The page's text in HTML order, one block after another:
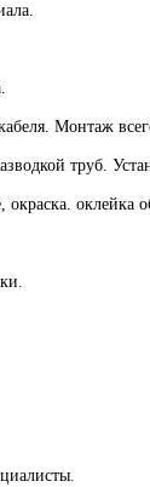
Монтаж
труб.
оклейка